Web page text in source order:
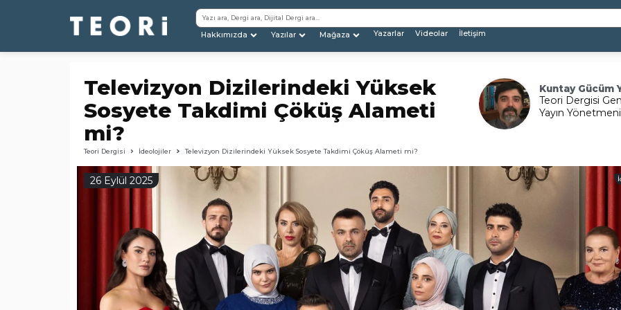
Hakkımızda Yazılar Mağaza Yazarlar Videolar İletişim
Televizyon Dizilerindeki Yüksek
Sosyete Takdimi Çöküş Alameti
mi?
Teori Dergisi İdeolojiler Televizyon Dizilerindeki Yüksek Sosyete Takdimi Çöküş Alameti mi?
Kuntay Gücüm
Teori Dergisi
Yayın Yönetmeni
26 Eylül 2025